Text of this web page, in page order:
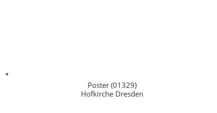
Poster (01329)
Hofkirche Dresden